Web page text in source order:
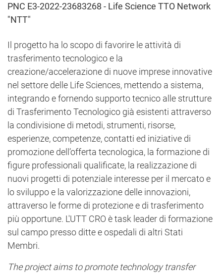
PNC E3-2022-23683268 - Life Science TTO Network
"NTT"
Il progetto ha lo scopo di favorire le attività di
trasferimento tecnologico e la
creazione/accelerazione di nuove imprese innovative
nel settore delle Life Sciences, mettendo a sistema,
integrando e fornendo supporto tecnico alle strutture
di Trasferimento Tecnologico già esistenti attraverso
la condivisione di metodi, strumenti, risorse,
esperienze, competenze, contatti ed iniziative di
promozione dell’offerta tecnologica, la formazione di
figure professionali qualificate, la realizzazione di
nuovi progetti di potenziale interesse per il mercato e
lo sviluppo e la valorizzazione delle innovazioni,
attraverso le forme di protezione e di trasferimento
più opportune. L'UTT CRO è task leader di formazione
sul campo presso ditte e ospedali di altri Stati
Membri.
The project aims to promote technology transfer